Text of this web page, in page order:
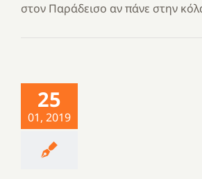
στον Παράδεισο αν πάνε στην
25
01, 2019